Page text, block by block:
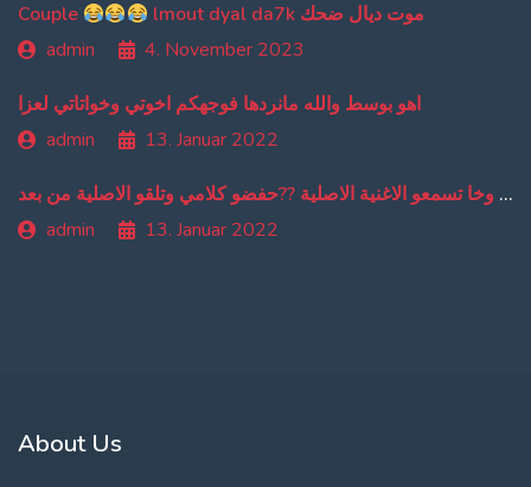
Couple
lmout dyal da7k موت ديال ضحك
admin
4. November 2023
اهو بوسط والله مانردها فوجهكم اخوتي وخواتاتي لعزا
admin
13. Januar 2022
من دبا غادي تبقاو تسمعو ترجمة ديالي وخا تسمعو الاغنية الاصلية ??حفضو كلامي وتلقو الاصلية من بعد
admin
13. Januar 2022
About Us